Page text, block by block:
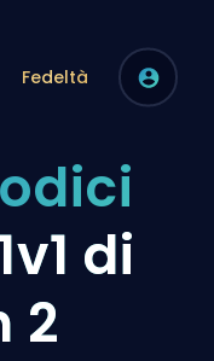
Fedeltà
di
2